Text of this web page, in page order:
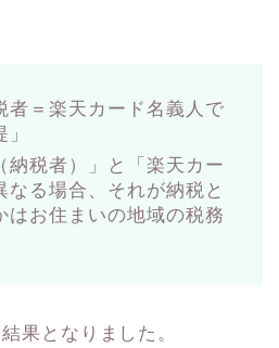
者＝楽天カード名義人で
納税者）」と「楽天カー
なる場合、それが納税と
はお住まいの地域の税務
果となりました。